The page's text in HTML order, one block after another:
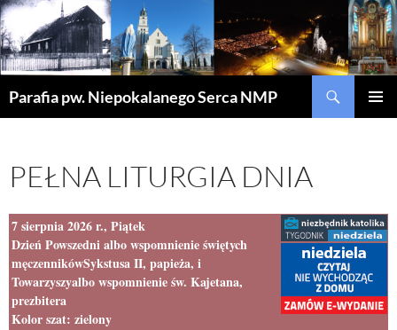
Parafia pw. Niepokalanego Serca NMP
PEŁNA LITURGIA DNIA
7 sierpnia 2026 r., Piątek
Dzień Powszedni albo wspomnienie świętych
męczennikówSykstusa II, papieża, i
Towarzyszyalbo wspomnienie św. Kajetana,
prezbitera
Kolor szat: zielony